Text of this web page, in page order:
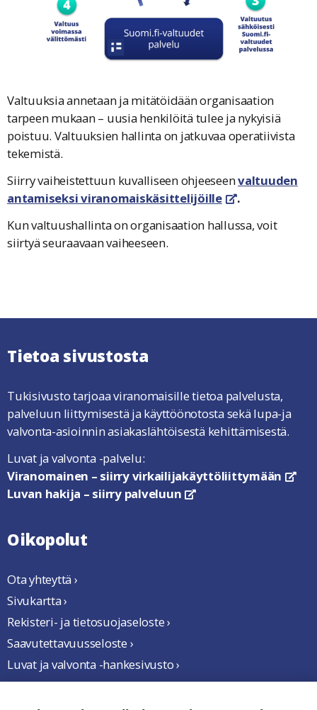
Valtuuksia annetaan ja mitätöidään organisaation
tarpeen mukaan – uusia henkilöitä tulee ja nykyisiä
poistuu. Valtuuksien hallinta on jatkuvaa operatiivista
tekemistä.
Siirry vaiheistettuun kuvalliseen ohjeeseenvaltuuden
antamiseksi viranomaiskäsittelijöille
linkki avautuu
.
Kun valtuushallinta on organisaation hallussa, voit
siirtyä seuraavaan vaiheeseen.
Tietoa sivustosta
Tukisivusto tarjoaa viranomaisille tietoa palvelusta,
palveluun liittymisestä ja käyttöönotosta sekä lupa-ja
valvonta-asioinnin asiakaslähtöisestä kehittämisestä.
Luvat ja valvonta -palvelu:
Viranomainen – siirry virkailijakäyttöliittymään
Luvan hakija – siirry palveluun linkki avautuu uuteen
Oikopolut
Ota yhteyttä ›
Sivukartta ›
Rekisteri- ja tietosuojaseloste ›
Saavutettavuusseloste ›
Luvat ja valvonta -hankesivusto ›